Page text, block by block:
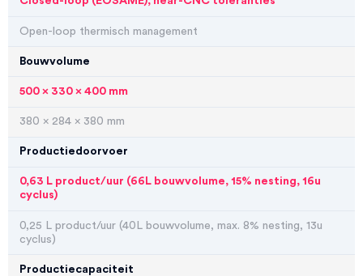
Open-loop thermisch management
Bouwvolume
500 x 330 x 400 mm
380 x 284 x 380 mm
Productiedoorvoer
0,63 L product/uur (66L bouwvolume, 15% nesting, 16u
cyclus)
0,25 L product/uur (40L bouwvolume, max. 8% nesting, 13u
cyclus)
Productiecapaciteit